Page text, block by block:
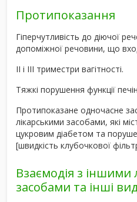
Протипоказання
Гіперчутливість до діючої
допоміжної речовини, що
ІІ і ІІІ триместри вагітності.
Тяжкі порушення функції
Протипоказане одночасне
лікарськими засобами, які
цукровим діабетом та
[швидкість клубочкової
Взаємодія з іншими
засобами та інші